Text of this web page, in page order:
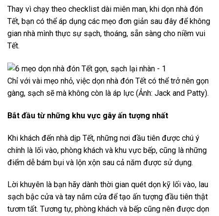
Thay vì chạy theo checklist dài miên man, khi dọn nhà đón
Tết, bạn có thể áp dụng các mẹo đơn giản sau đây để không
gian nhà mình thực sự sạch, thoáng, sẵn sàng cho niềm vui
Tết.
Chỉ với vài mẹo nhỏ, việc dọn nhà đón Tết có thể trở nên gọn
gàng, sạch sẽ mà không còn là áp lực (Ảnh: Jack and Patty).
Bắt đầu từ những khu vực gây ấn tượng nhất
Khi khách đến nhà dịp Tết, những nơi đầu tiên được chú ý
chính là lối vào, phòng khách và khu vực bếp, cũng là những
điểm dễ bám bụi và lộn xộn sau cả năm được sử dụng.
Lời khuyên là bạn hãy dành thời gian quét dọn kỹ lối vào, lau
sạch bậc cửa và tay nắm cửa để tạo ấn tượng đầu tiên thật
tươm tất. Tương tự, phòng khách và bếp cũng nên được dọn